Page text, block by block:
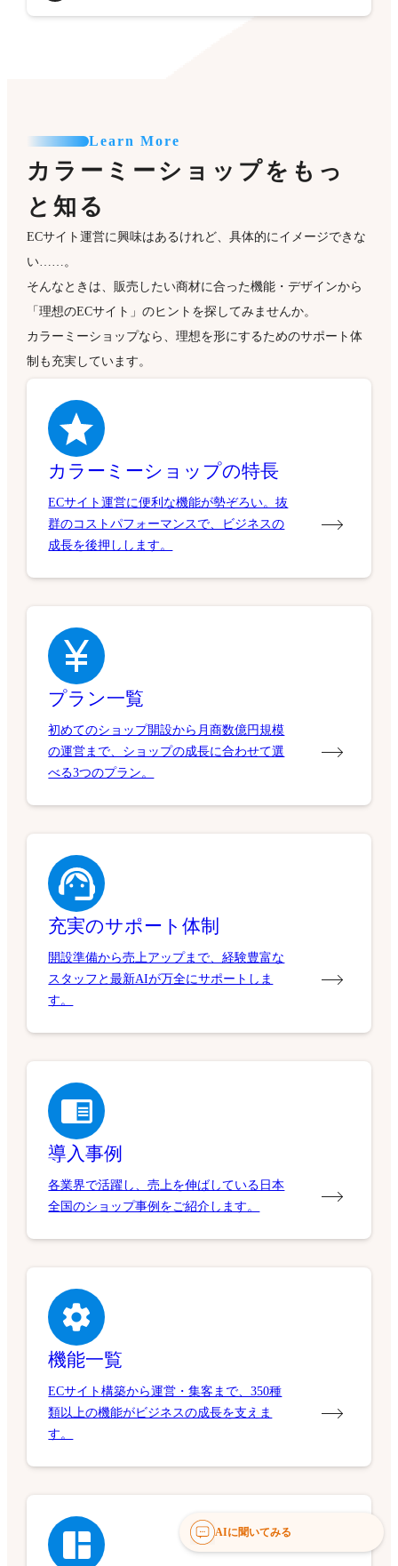
Learn More
カラーミーショップをもっ
と知る
ECサイト運営に興味はあるけれど、具体的にイメージできな
い……。
そんなときは、販売したい商材に合った機能・デザインから
「理想のECサイト」のヒントを探してみませんか。
カラーミーショップなら、理想を形にするためのサポート体
制も充実しています。
カラーミーショップの特長
ECサイト運営に便利な機能が勢ぞろい。抜
群のコストパフォーマンスで、ビジネスの
成長を後押しします。
プラン一覧
初めてのショップ開設から月商数億円規模
の運営まで、ショップの成長に合わせて選
べる3つのプラン。
充実のサポート体制
開設準備から売上アップまで、経験豊富な
スタッフと最新AIが万全にサポートしま
す。
導入事例
各業界で活躍し、売上を伸ばしている日本
全国のショップ事例をご紹介します。
機能一覧
ECサイト構築から運営・集客まで、350種
類以上の機能がビジネスの成長を支えま
す。
AIに聞いてみる